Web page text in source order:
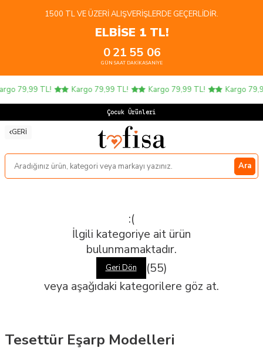
1500 TL VE ÜZERI ALIŞVERIŞLERDE GEÇERLIDIR.
ELBİSE 1 TL!
0
GÜN
21
SAAT
55
DAKIKA
06
SANIYE
79,99 TL! Kargo 79,99 TL! Kargo 79,99 TL! Kargo
Çocuk Ürünlerin
GERI
Ara
:(
İlgili kategoriye ait ürün
bulunmamaktadır.
Geri Dön
(54)
veya aşağıdaki kategorilere göz at.
Tesettür Eşarp Modelleri